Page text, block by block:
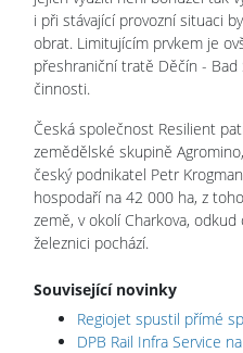
i při stávající provozní situaci
obrat. Limitujícím prvkem je
přeshraniční tratě Děčín - Bad
činnosti.
Česká společnost Resilient
zemědělské skupině
český podnikatel Petr
hospodaří na 42 000 ha, z
země, v okolí Charkova,
železnici pochází.
Související novinky
Regiojet spustil přímé
DPB Rail Infra Service